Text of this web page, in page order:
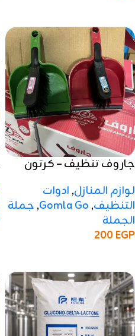
جاروف تنظيف – كرتون
لوازم المنازل, ادوات
التنظيف,
Gomla Go
, جملة
الجملة
200EGP